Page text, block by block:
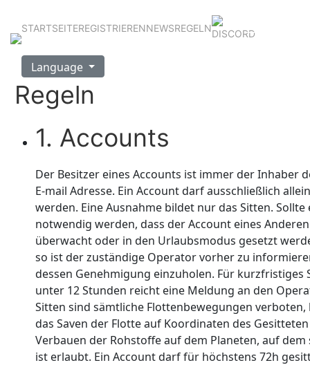
STARTSEITEREGISTRIERENNEWSREGELN
Language
Regeln
1. Accounts
Der Besitzer eines Accounts ist immer der Inhaber
E-mail Adresse. Ein Account darf ausschließlich
werden. Eine Ausnahme bildet nur das Sitten. Sollte
notwendig werden, dass der Account eines Anderen
überwacht oder in den Urlaubsmodus gesetzt
so ist der zuständige Operator vorher zu
dessen Genehmigung einzuholen. Für kurzfristiges
unter 12 Stunden reicht eine Meldung an den
Sitten sind sämtliche Flottenbewegungen verboten,
das Saven der Flotte auf Koordinaten des
Verbauen der Rohstoffe auf dem Planeten, auf dem
ist erlaubt. Ein Account darf für höchstens 72h